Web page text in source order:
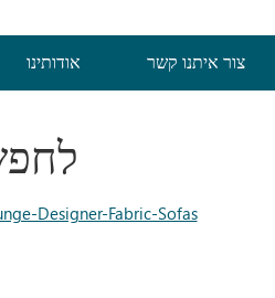
אודותינו צור איתנו קשר
Designer-Fabric-Sofas